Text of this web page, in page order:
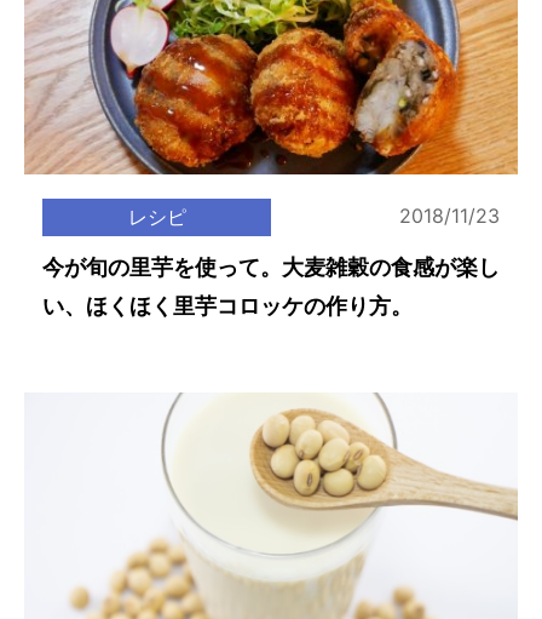
レシピ 2018/11/23
今が旬の里芋を使って。大麦雑穀の食感が楽し
い、ほくほく里芋コロッケの作り方。